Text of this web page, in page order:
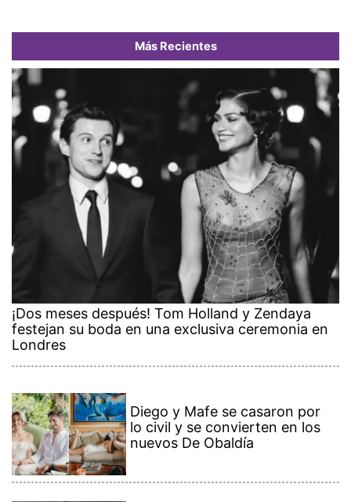
Más Recientes
¡Dos meses después! Tom Holland y Zendaya
festejan su boda en una exclusiva ceremonia en
Londres
Diego y Mafe se casaron por
lo civil y se convierten en los
nuevos De Obaldía